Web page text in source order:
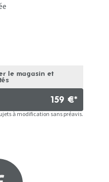
le magasin et
159 €*
à modification sans préavis.